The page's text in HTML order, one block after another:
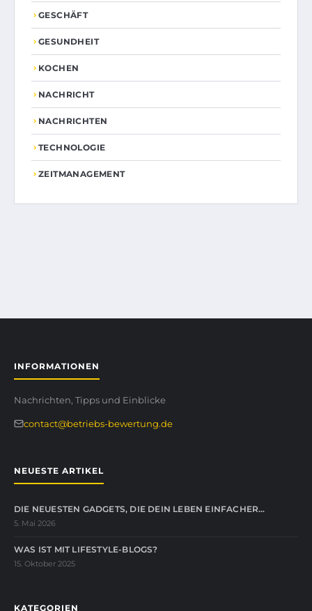
GESCHÄFT
GESUNDHEIT
KOCHEN
NACHRICHT
NACHRICHTEN
TECHNOLOGIE
ZEITMANAGEMENT
INFORMATIONEN
Nachrichten, Tipps und Einblicke
contact@betriebs-bewertung.de
NEUESTE ARTIKEL
DIE NEUESTEN GADGETS, DIE DEIN LEBEN EINFACHER…
5. Mai 2026
WAS IST MIT LIFESTYLE-BLOGS?
15. Oktober 2025
KATEGORIEN